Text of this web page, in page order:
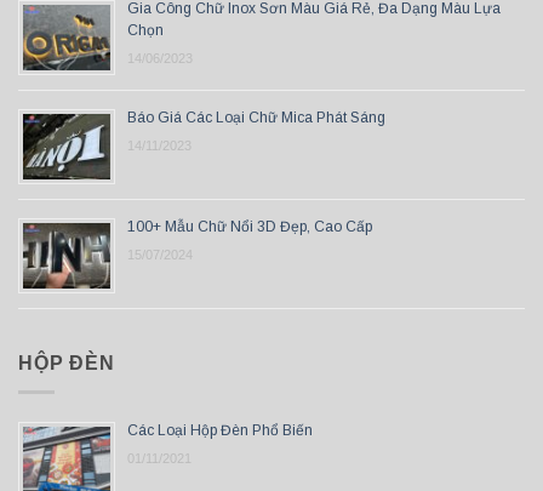
Gia Công Chữ Inox Sơn Màu Giá Rẻ, Đa Dạng Màu Lựa
Chọn
14/06/2023
Báo Giá Các Loại Chữ Mica Phát Sáng
14/11/2023
100+ Mẫu Chữ Nổi 3D Đẹp, Cao Cấp
15/07/2024
HỘP ĐÈN
Các Loại Hộp Đèn Phổ Biến
01/11/2021